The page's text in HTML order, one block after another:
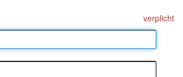
verplicht